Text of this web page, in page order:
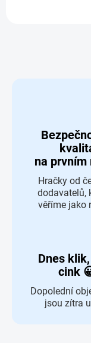
na prvním
Hračky od
dodavatelů,
věříme jako
Dnes
cink
Dopolední
jsou zítra